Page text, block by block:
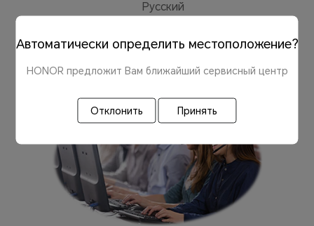
Автоматически определить местоположение?
HONOR предложит Вам ближайший сервисный центр
Отклонить Принять
Русский